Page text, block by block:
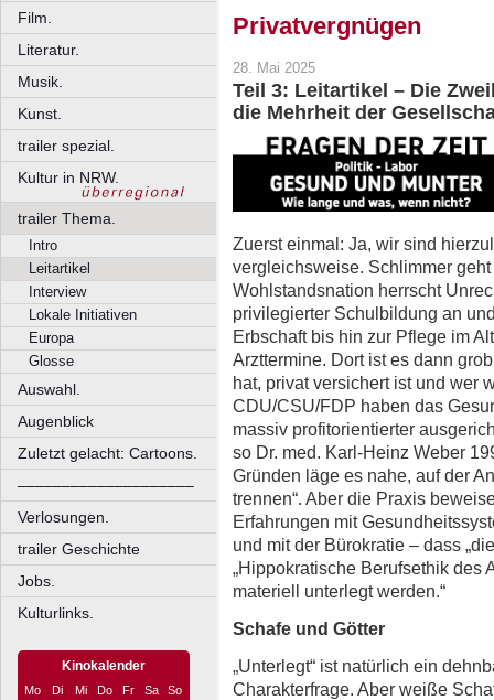
Film.
Literatur.
Musik.
Kunst.
trailer spezial.
Kultur in NRW.
trailer Thema.
Intro
Leitartikel
Interview
Lokale Initiativen
Europa
Glosse
Auswahl.
Augenblick
Zuletzt gelacht: Cartoons.
––––––––––––––––––––
Verlosungen.
trailer Geschichte
Jobs.
Kulturlinks.
Kinokalender
Mo Di Mi Do Fr Sa
So
Privatvergnügen
28. Mai 2025
Teil 3: Leitartikel – Die
die Mehrheit der
Zuerst einmal: Ja, wir sind
vergleichsweise. Schlimmer
Wohlstandsnation herrscht
privilegierter Schulbildung an
Erbschaft bis hin zur Pflege im
Arzttermine. Dort ist es dann
hat, privat versichert ist und wer
CDU/CSU/FDP haben das
massiv profitorientierter
so Dr. med. Karl-Heinz Weber
Gründen läge es nahe, auf der
trennen“. Aber die Praxis
Erfahrungen mit
und mit der Bürokratie – dass
„Hippokratische Berufsethik
materiell unterlegt werden.“
Schafe und Götter
„Unterlegt“ ist natürlich ein
Charakterfrage. Aber weiße